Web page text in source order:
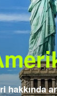
hakkında